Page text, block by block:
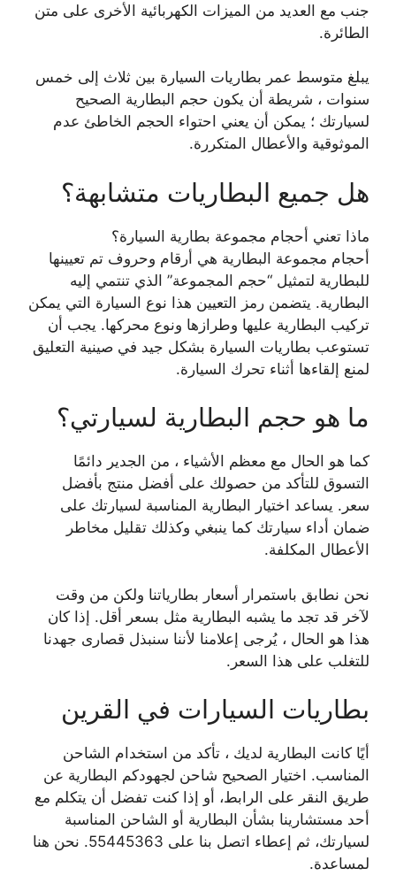
جنب مع العديد من الميزات الكهربائية الأخرى على متن
الطائرة.
يبلغ متوسط ​​عمر بطاريات السيارة بين ثلاث إلى خمس
سنوات ، شريطة أن يكون حجم البطارية الصحيح
لسيارتك ؛ يمكن أن يعني احتواء الحجم الخاطئ عدم
الموثوقية والأعطال المتكررة.
هل جميع البطاريات متشابهة؟
ماذا تعني أحجام مجموعة بطارية السيارة؟
أحجام مجموعة البطارية هي أرقام وحروف تم تعيينها
للبطارية لتمثيل “حجم المجموعة” الذي تنتمي إليه
البطارية. يتضمن رمز التعيين هذا نوع السيارة التي يمكن
تركيب البطارية عليها وطرازها ونوع محركها. يجب أن
تستوعب بطاريات السيارة بشكل جيد في صينية التعليق
لمنع إلقاءها أثناء تحرك السيارة.
ما هو حجم البطارية لسيارتي؟
كما هو الحال مع معظم الأشياء ، من الجدير دائمًا
التسوق للتأكد من حصولك على أفضل منتج بأفضل
سعر. يساعد اختيار البطارية المناسبة لسيارتك على
ضمان أداء سيارتك كما ينبغي وكذلك تقليل مخاطر
الأعطال المكلفة.
نحن نطابق باستمرار أسعار بطارياتنا ولكن من وقت
لآخر قد تجد ما يشبه البطارية مثل بسعر أقل. إذا كان
هذا هو الحال ، يُرجى إعلامنا لأننا سنبذل قصارى جهدنا
للتغلب على هذا السعر.
بطاريات السيارات في القرين
أيًا كانت البطارية لديك ، تأكد من استخدام الشاحن
المناسب. اختيار الصحيح شاحن لجهودكم البطارية عن
طريق النقر على الرابط، أو إذا كنت تفضل أن يتكلم مع
أحد مستشارينا بشأن البطارية أو الشاحن المناسبة
لسيارتك، ثم إعطاء اتصل بنا على 55445363. نحن هنا
لمساعدة.